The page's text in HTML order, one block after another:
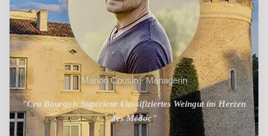
Marion Cousin · Managerin
"Cru Bourgois Supérieur klassifiziertes Weingut im Herzen
des Médoc"
"Weltbekanntes Terroir, atlantisches Klima und
Reifelagerung im Barrique"